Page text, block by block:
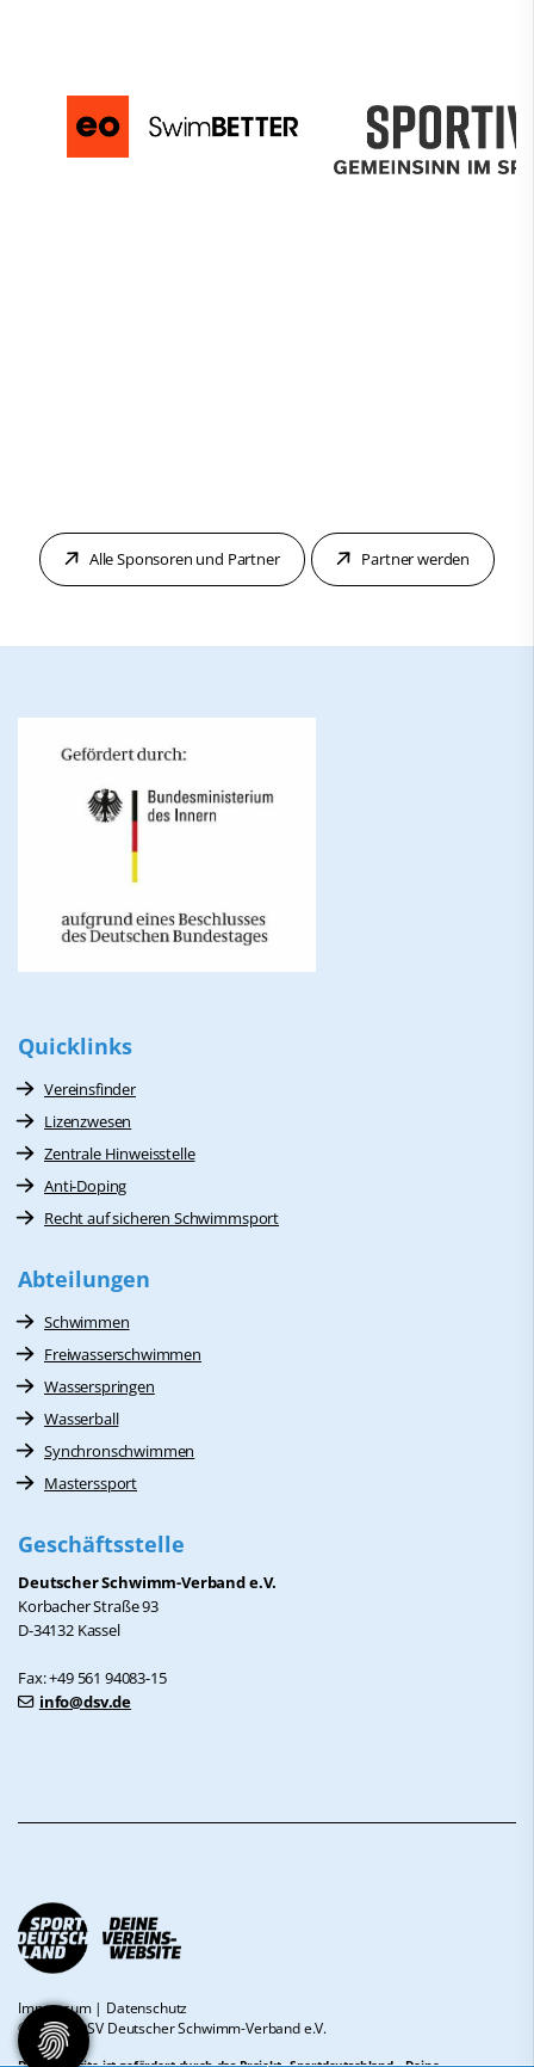
Alle Sponsoren und Partner Partner werden
Quicklinks
Vereinsfinder
Lizenzwesen
Zentrale Hinweisstelle
Anti-Doping
Recht auf sicheren Schwimmsport
Abteilungen
Schwimmen
Freiwasserschwimmen
Wasserspringen
Wasserball
Synchronschwimmen
Masterssport
Geschäftsstelle
Deutscher Schwimm-Verband e.V.
Korbacher Straße 93
D-34132 Kassel
Fax: +49 561 94083-15
info@dsv.de
Impressum| Datenschutz
© 2026 - DSV Deutscher Schwimm-Verband e.V.